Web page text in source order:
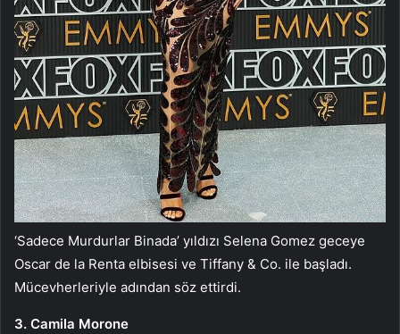
‘Sadece Murdurlar Binada’ yıldızı Selena Gomez geceye
Oscar de la Renta elbisesi ve Tiffany & Co. ile başladı.
Mücevherleriyle adından söz ettirdi.
3. Camila Morone